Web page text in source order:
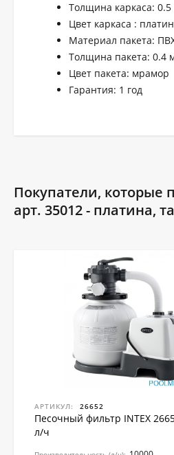
Толщина каркаса:
Цвет каркаса :
Материал пакета:
Толщина пакета: 0.4
Цвет пакета: мрамор
Гарантия: 1 год
Покупатели, которые
арт. 35012 - платина,
АРТИКУЛ: 26652
Песочный фильтр INTEX
л/ч